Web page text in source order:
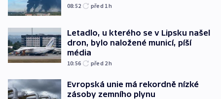
08:52 před 1h
Letadlo, u kterého se v Lipsku našel
dron, bylo naložené municí, píší
média
10:56 před 2h
Evropská unie má rekordně nízké
zásoby zemního plynu